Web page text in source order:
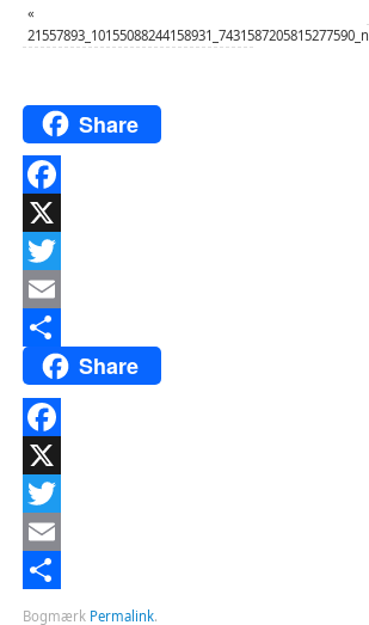
«
21557893_10155088244158931_7431587205815277590_n
Share
Facebook
X
Twitter
Email
Del
Share
Facebook
X
Twitter
Email
Del
Bogmærk Permalink.